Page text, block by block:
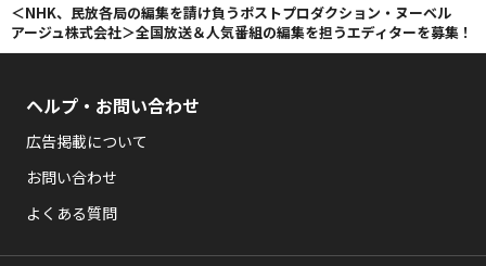
＜NHK、民放各局の編集を請け負うポストプロダクション・ヌーベル
アージュ株式会社＞全国放送＆人気番組の編集を担うエディターを募集！
ヘルプ・お問い合わせ
広告掲載について
お問い合わせ
よくある質問